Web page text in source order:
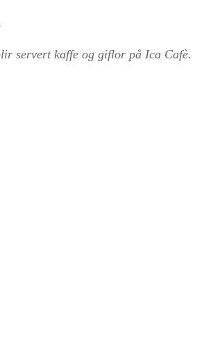
servert kaffe og giflor på Ica Cafè.